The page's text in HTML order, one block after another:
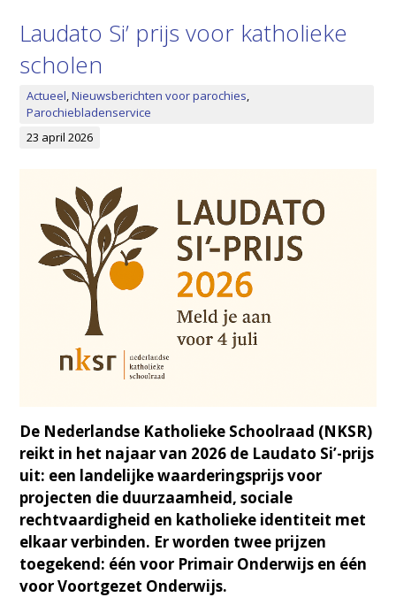
Laudato Si’ prijs voor katholieke
scholen
Actueel,Nieuwsberichten voor parochies,
Parochiebladenservice
23 april 2026
De Nederlandse Katholieke Schoolraad (NKSR)
reikt in het najaar van 2026 de Laudato Si’-prijs
uit: een landelijke waarderingsprijs voor
projecten die duurzaamheid, sociale
rechtvaardigheid en katholieke identiteit met
elkaar verbinden. Er worden twee prijzen
toegekend: één voor Primair Onderwijs en één
voor Voortgezet Onderwijs.